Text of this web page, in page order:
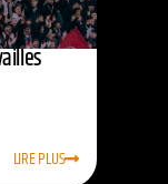
LIRE PLUS